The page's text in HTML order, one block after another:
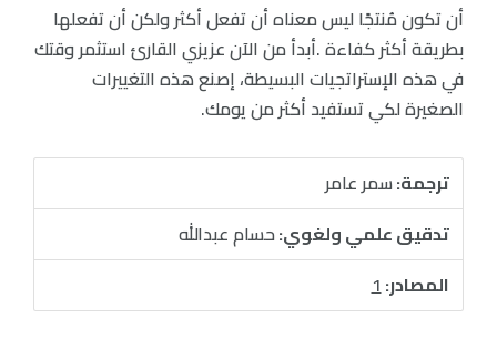
أن تكون مُنتجًا ليس معناه أن تفعل أكثر ولكن أن تفعلها
بطريقة أكثر كفاءة .أبدأ من الآن عزيزي القارئ استثمر وقتك
في هذه الإستراتجيات البسيطة، إصنع هذه التغييرات
الصغيرة لكي تستفيد أكثر من يومك.
ترجمة:سمر عامر
تدقيق علمي ولغوي:حسام عبدالله
المصادر:1